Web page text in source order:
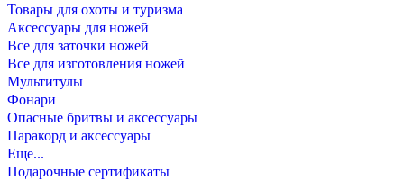
Товары для охоты и туризма
Аксессуары для ножей
Все для заточки ножей
Все для изготовления ножей
Мультитулы
Фонари
Опасные бритвы и аксессуары
Паракорд и аксессуары
Еще...
Подарочные сертификаты